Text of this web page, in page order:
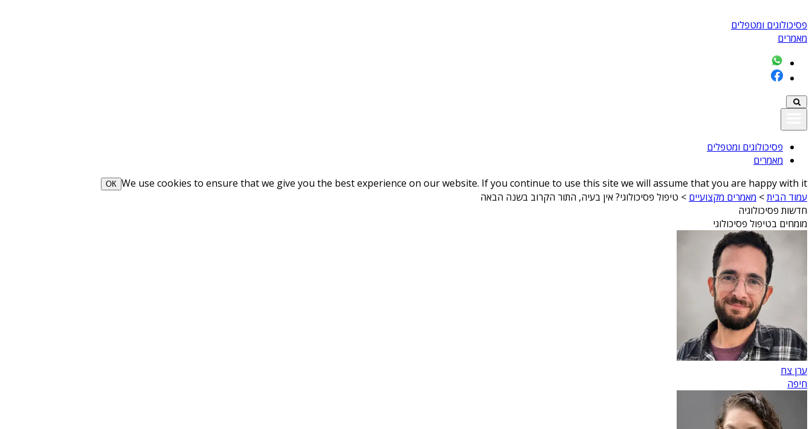
פסיכולוגים ומטפלים
מאמרים
פסיכולוגים ומטפלים
מאמרים
We use cookies to ensure that we give you the best experience on our website. If you continue to use this site we will assume that you are happy with it
ОК
עמוד הבית> מאמרים מקצועיים > טיפול פסיכולוגי? אין בעיה, התור הקרוב בשנה הבאה
חדשות פסיכולוגיה
מומחים בטיפול פסיכולוגי
ערן צח
חיפה